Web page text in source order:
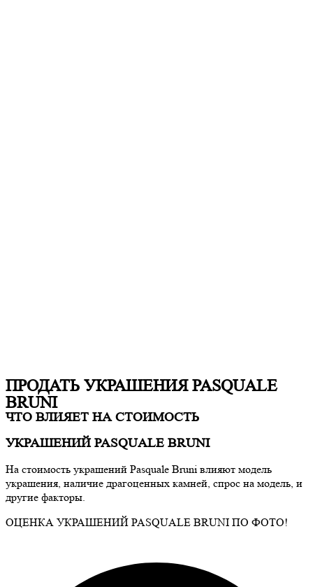
ПРОДАТЬ УКРАШЕНИЯ PASQUALE
BRUNI
ЧТО ВЛИЯЕТ НА СТОИМОСТЬ
УКРАШЕНИЙ PASQUALE BRUNI
На стоимость украшений Pasquale Bruni влияют модель
украшения, наличие драгоценных камней, спрос на модель, и
другие факторы.
ОЦЕНКА УКРАШЕНИЙ PASQUALE BRUNI ПО ФОТО!